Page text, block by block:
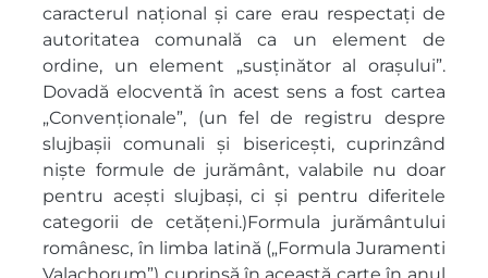
caracterul național și care erau respectați de
autoritatea comunală ca un element de
ordine, un element „susținător al orașului”.
Dovadă elocventă în acest sens a fost cartea
„Convenționale”, (un fel de registru despre
slujbașii comunali și bisericești, cuprinzând
niște formule de jurământ, valabile nu doar
pentru acești slujbași, ci și pentru diferitele
categorii de cetățeni.)Formula jurământului
românesc, în limba latină („Formula Juramenti